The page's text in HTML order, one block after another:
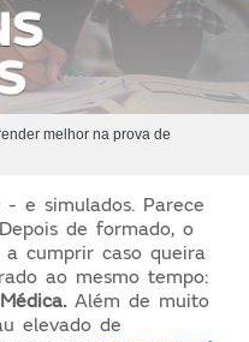
melhor na prova de
- e simulados. Parece
de formado, o
cumprir caso queira
ao mesmo tempo:
Além de muito
elevado de